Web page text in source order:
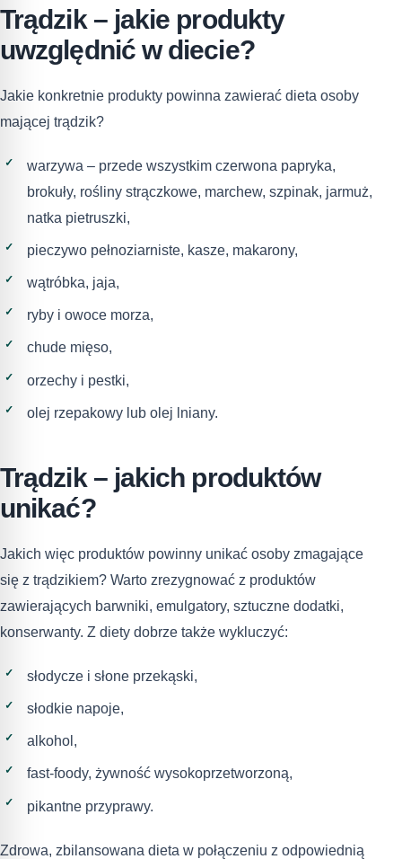
Trądzik – jakie produkty
uwzględnić w diecie?
Jakie konkretnie produkty powinna zawierać dieta osoby
mającej trądzik?
warzywa – przede wszystkim czerwona papryka,
brokuły, rośliny strączkowe, marchew, szpinak, jarmuż,
natka pietruszki,
pieczywo pełnoziarniste, kasze, makarony,
wątróbka, jaja,
ryby i owoce morza,
chude mięso,
orzechy i pestki,
olej rzepakowy lub olej lniany.
Trądzik – jakich produktów
unikać?
Jakich więc produktów powinny unikać osoby zmagające
się z trądzikiem? Warto zrezygnować z produktów
zawierających barwniki, emulgatory, sztuczne dodatki,
konserwanty. Z diety dobrze także wykluczyć:
słodycze i słone przekąski,
słodkie napoje,
alkohol,
fast-foody, żywność wysokoprzetworzoną,
pikantne przyprawy.
Zdrowa, zbilansowana dieta w połączeniu z odpowiednią